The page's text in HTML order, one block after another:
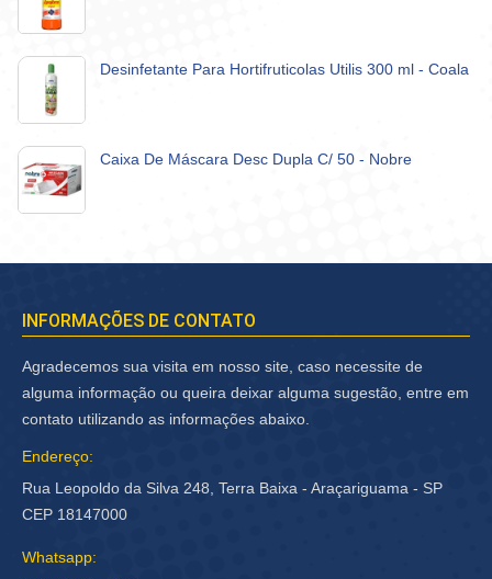
Desinfetante Para Hortifruticolas Utilis 300 ml - Coala
Caixa De Máscara Desc Dupla C/ 50 - Nobre
INFORMAÇÕES DE CONTATO
Agradecemos sua visita em nosso site, caso necessite de
alguma informação ou queira deixar alguma sugestão, entre em
contato utilizando as informações abaixo.
Endereço:
Rua Leopoldo da Silva 248, Terra Baixa - Araçariguama - SP
CEP 18147000
Whatsapp: